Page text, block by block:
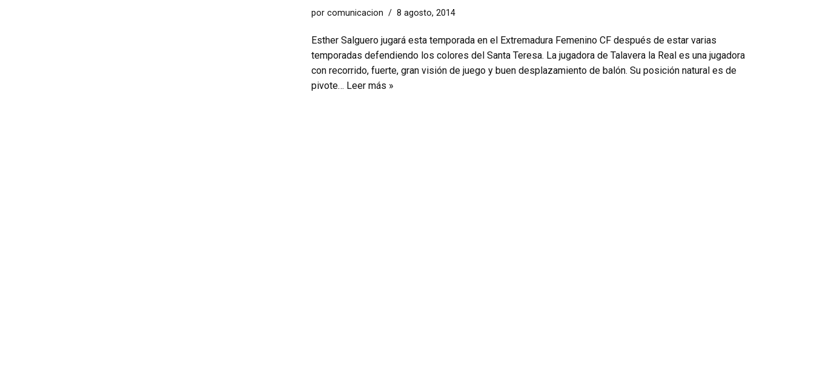
por comunicacion 8 agosto, 2014
Esther Salguero jugará esta temporada en el Extremadura Femenino CF después de estar varias
temporadas defendiendo los colores del Santa Teresa. La jugadora de Talavera la Real es una jugadora
con recorrido, fuerte, gran visión de juego y buen desplazamiento de balón. Su posición natural es de
pivote… Leer más »